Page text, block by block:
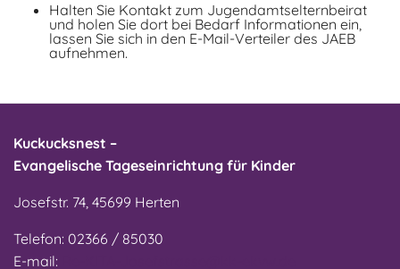
Halten Sie Kontakt zum Jugendamtselternbeirat
und holen Sie dort bei Bedarf Informationen ein,
lassen Sie sich in den E-Mail-Verteiler des JAEB
aufnehmen.
Kuckucksnest –
Evangelische Tageseinrichtung für Kinder
Josefstr. 74, 45699 Herten
Telefon: 02366 / 85030
E-mail: